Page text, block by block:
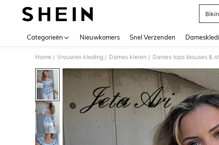
Categorieën Nieuwkomers Snel Verzenden
Home / Vrouwen kleding / Dames kleren / Dames tops blouses &